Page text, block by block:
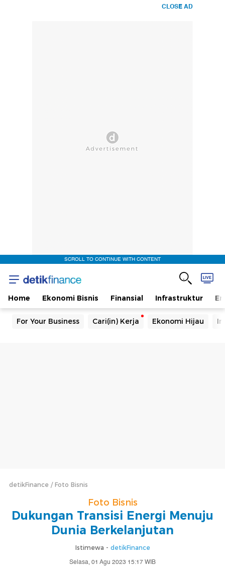
CLOSE AD
SCROLL TO CONTINUE WITH CONTENT
Home Ekonomi Bisnis Finansial Infrastruktur
For Your Business Cari(in) Kerja Ekonomi Hijau
detikFinance Foto Bisnis
Foto Bisnis
Dukungan Transisi Energi Menuju
Dunia Berkelanjutan
Istimewa - detikFinance
Selasa, 01 Agu 2023 15:17 WIB